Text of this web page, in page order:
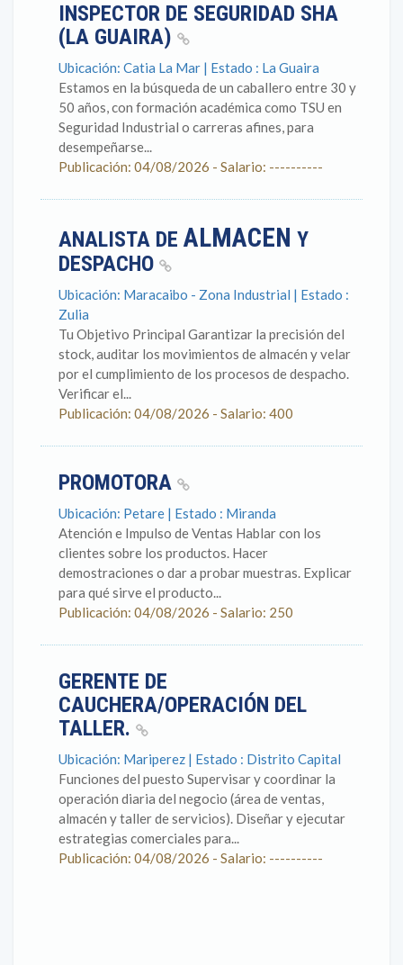
INSPECTOR DE SEGURIDAD SHA
(LA GUAIRA)
Ubicación: Catia La Mar | Estado : La Guaira
Estamos en la búsqueda de un caballero entre 30 y
50 años, con formación académica como TSU en
Seguridad Industrial o carreras afines, para
desempeñarse...
Publicación: 04/08/2026 - Salario: ----------
ANALISTA DE ALMACEN Y
DESPACHO
Ubicación: Maracaibo - Zona Industrial | Estado :
Zulia
Tu Objetivo Principal Garantizar la precisión del
stock, auditar los movimientos de almacén y velar
por el cumplimiento de los procesos de despacho.
Verificar el...
Publicación: 04/08/2026 - Salario: 400
PROMOTORA
Ubicación: Petare | Estado : Miranda
Atención e Impulso de Ventas Hablar con los
clientes sobre los productos. Hacer
demostraciones o dar a probar muestras. Explicar
para qué sirve el producto...
Publicación: 04/08/2026 - Salario: 250
GERENTE DE
CAUCHERA/OPERACIÓN DEL
TALLER.
Ubicación: Mariperez | Estado : Distrito Capital
Funciones del puesto Supervisar y coordinar la
operación diaria del negocio (área de ventas,
almacén y taller de servicios). Diseñar y ejecutar
estrategias comerciales para...
Publicación: 04/08/2026 - Salario: ----------